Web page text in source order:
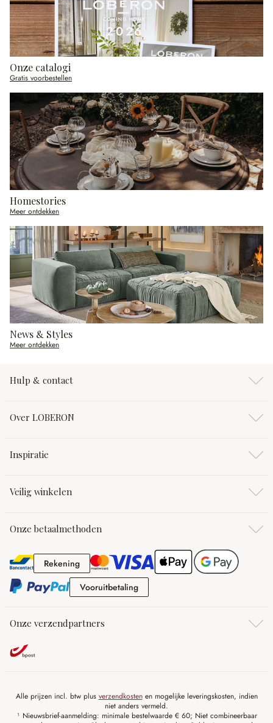
Onze catalogi
Gratis voorbestellen
Homestories
Meer ontdekken
News & Styles
Meer ontdekken
Hulp & contact
Over LOBERON
Inspiratie
Veilig winkelen
Onze betaalmethoden
RekeningRekening
VooruitbetalingVooruitbetaling
Onze verzendpartners
Alle prijzen incl. btw plus verzendkostenen mogelijke leveringskosten, indien
niet anders vermeld.
¹ Nieuwsbrief-aanmelding: minimale bestelwaarde € 60; Niet combineerbaar